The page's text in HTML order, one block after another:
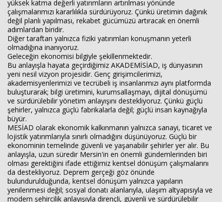
yüksek katma değerli yatırımların artırılması yönünde
çalışmalarımızı kararlılıkla sürdürüyoruz. Çünkü üretimin dağınık
değil planlı yapılması, rekabet gücümüzü artıracak en önemli
adımlardan biridir.
Diğer taraftan yalnızca fiziki yatırımları konuşmanın yeterli
olmadığına inanıyoruz.
Geleceğin ekonomisi bilgiyle şekillenmektedir.
Bu anlayışla hayata geçirdiğimiz AKADEMİSİAD, iş dünyasının
yeni nesil vizyon projesidir. Genç girişimcilerimizi,
akademisyenlerimizi ve tecrübeli iş insanlarımızı aynı platformda
buluşturarak; bilgi üretimini, kurumsallaşmayı, dijital dönüşümü
ve sürdürülebilir yönetim anlayışını destekliyoruz. Çünkü güçlü
şehirler, yalnızca güçlü fabrikalarla değil; güçlü insan kaynağıyla
büyür.
MESİAD olarak ekonomik kalkınmanın yalnızca sanayi, ticaret ve
lojistik yatırımlarıyla sınırlı olmadığını düşünüyoruz. Güçlü bir
ekonominin temelinde güvenli ve yaşanabilir şehirler yer alır. Bu
anlayışla, uzun süredir Mersin'in en önemli gündemlerinden biri
olması gerektiğini ifade ettiğimiz kentsel dönüşüm çalışmalarını
da destekliyoruz. Deprem gerçeği göz önünde
bulundurulduğunda, kentsel dönüşüm yalnızca yapıların
yenilenmesi değil; sosyal donatı alanlarıyla, ulaşım altyapısıyla ve
modern şehircilik anlayışıyla dirençli, güvenli ve sürdürülebilir